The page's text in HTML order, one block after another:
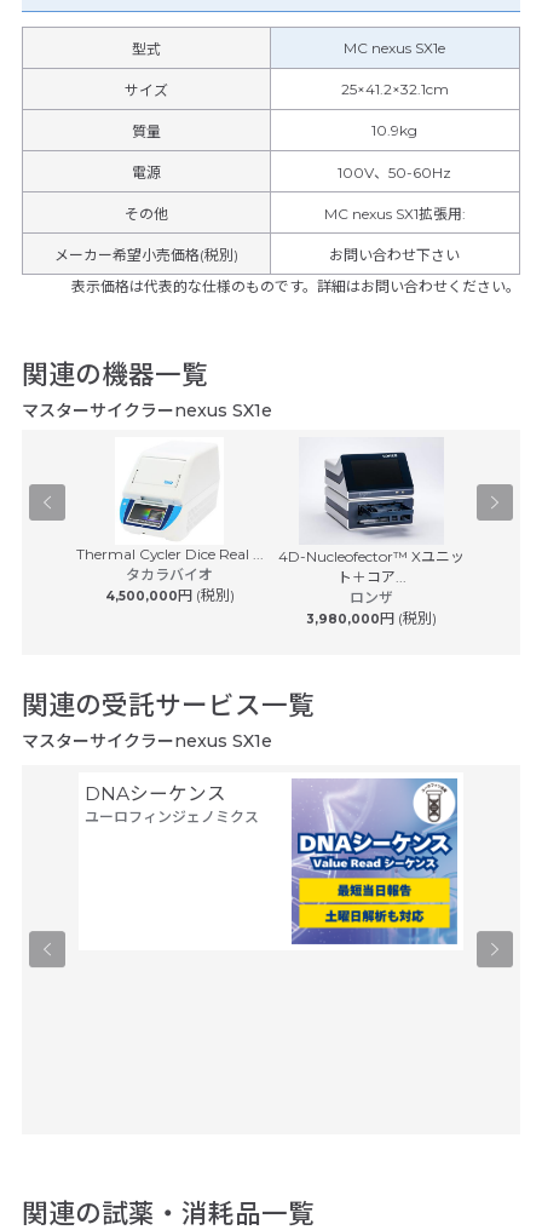
型式 MC nexus SX1e
サイズ 25×41.2×32.1cm
質量 10.9kg
電源 100V、50-60Hz
その他 MC nexus SX1拡張用:
メーカー希望小売価格(税別)
お問い合わせ下さい
表示価格は代表的な仕様のものです。詳細はお問い合わせください。
関連の機器一覧
マスターサイクラーnexus SX1e
Thermal Cycler Dice Real ...
タカラバイオ
4,500,000円 (税別)
4D-Nucleofector™ Xユニッ
ト＋コア...
ロンザ
3,980,000円 (税別)
関連の受託サービス一覧
マスターサイクラーnexus SX1e
DNAシーケンス
ユーロフィンジェノミクス
関連の試薬・消耗品一覧